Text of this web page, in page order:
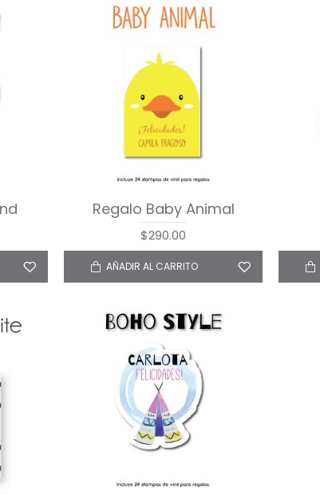
Regalo Baby Animal
$290.00
AÑADIR AL CARRITO